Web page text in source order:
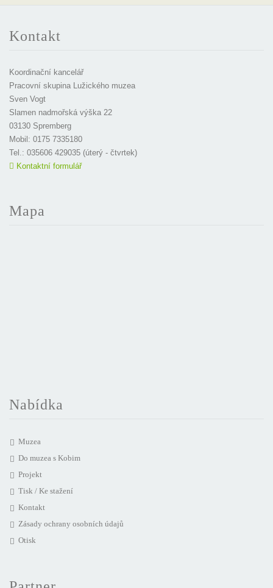
Kontakt
Koordinační kancelář
Pracovní skupina Lužického muzea
Sven Vogt
Slamen nadmořská výška 22
03130 Spremberg
Mobil: 0175 7335180
Tel.: 035606 429035 (úterý - čtvrtek)
Kontaktní formulář
Mapa
Nabídka
Muzea
Do muzea s Kobim
Projekt
Tisk / Ke stažení
Kontakt
Zásady ochrany osobních údajů
Otisk